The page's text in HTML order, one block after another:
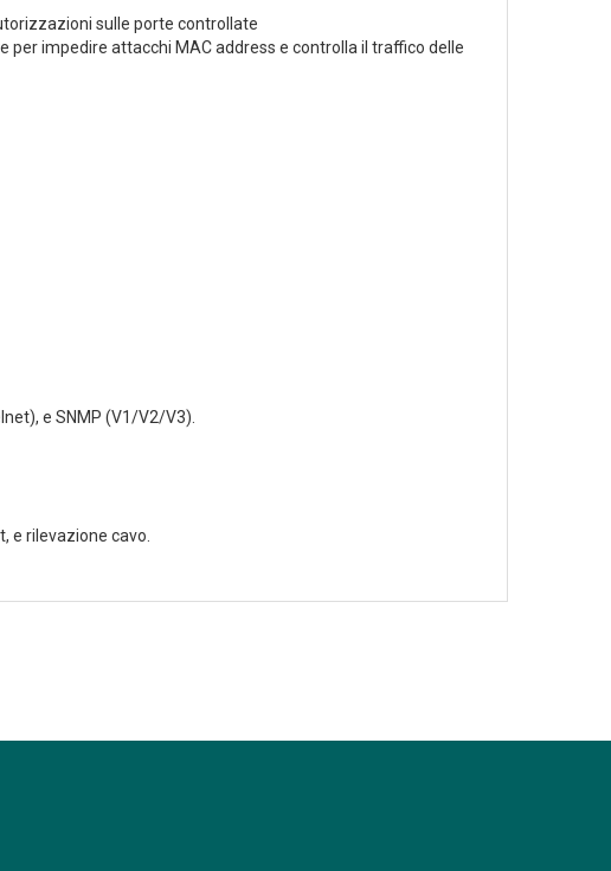
sulle porte controllate
impedire attacchi MAC address e controlla il traffico delle
e SNMP (V1/V2/V3).
e rilevazione cavo.